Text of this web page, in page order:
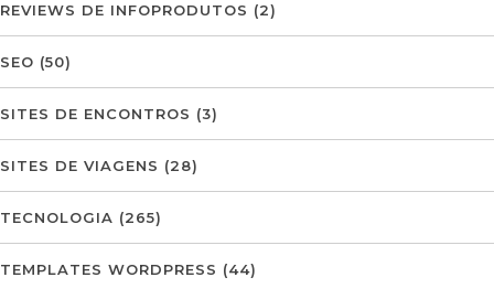
REVIEWS DE INFOPRODUTOS (2)
SEO (50)
SITES DE ENCONTROS (3)
SITES DE VIAGENS (28)
TECNOLOGIA (265)
TEMPLATES WORDPRESS (44)